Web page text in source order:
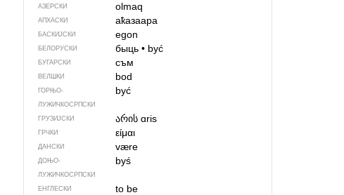
АЗЕРСКИ olmaq
АПХАСКИ аҟазаара
БАСКИЈСКИ egon
БЕЛОРУСКИ быць• być
БУГАРСКИ съм
ВЕЛШКИ bod
ГОРЊО­
ЛУЖИЧКОСРПСКИ
być
ГРУЗИЈСКИ არისɑris
ГРЧКИ είμαι
ДАНСКИ være
ДОЊО­
ЛУЖИЧКОСРПСКИ
byś
ЕНГЛЕСКИ to be